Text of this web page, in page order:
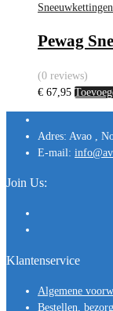
Sneeuwkettingen
Pewag
(0 reviews)
€ 67,95
Adres: Avao ,
E-mail:
Join Us:
Klantenservice
Algemene
Bestellen,